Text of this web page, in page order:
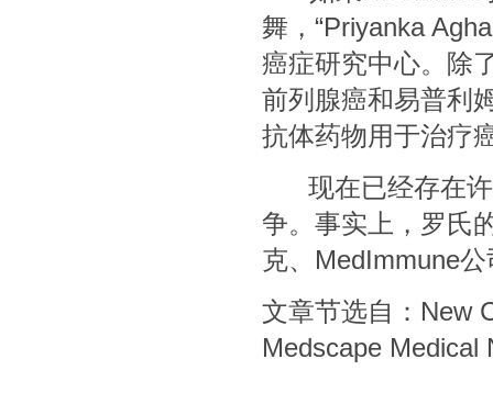
舞，“Priyanka
癌症研究中心。除
前列腺癌和易普利
抗体药物用于治疗
现在已经存在许
争。事实上，罗氏
克、MedImmune
文章节选自：New
Medscape Medical